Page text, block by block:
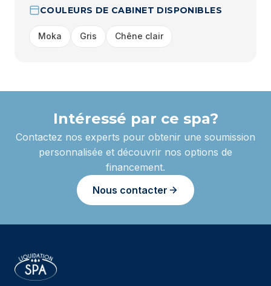
COULEURS DE CABINET DISPONIBLES
Moka Gris Chêne clair
Intéressé par ce spa?
Contactez nos experts pour obtenir une soumission
personnalisée et découvrir nos options de
financement.
Nous contacter